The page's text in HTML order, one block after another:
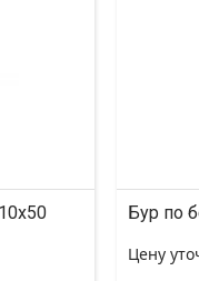
Бур по
Цену